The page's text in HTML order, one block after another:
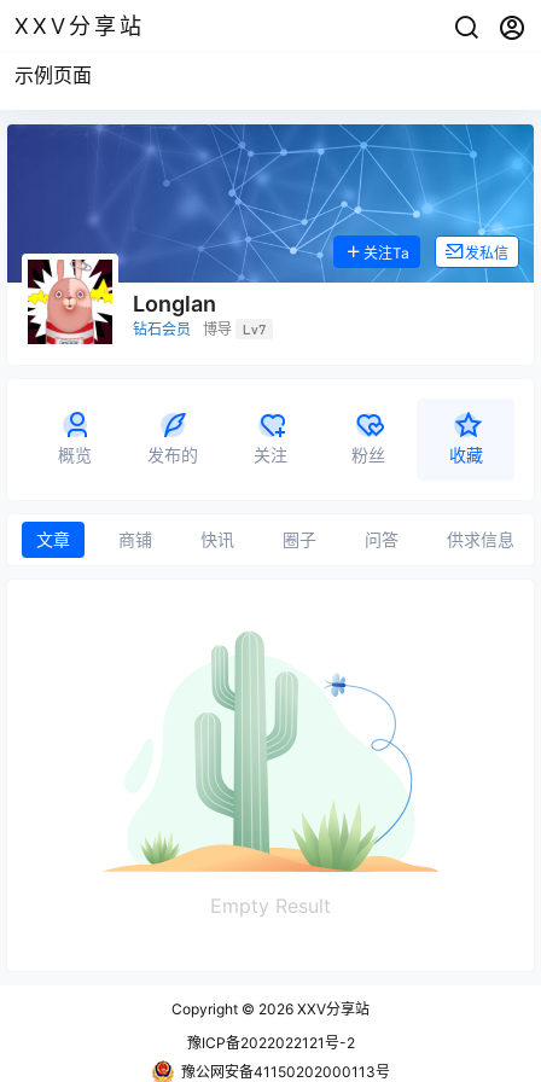
XXV分享站
示例页面
Longlan
钻石会员 博导 Lv7
关注Ta 发私信
概览 发布的 关注 粉丝 收藏
文章 商铺 快讯 圈子 问答 供求信息
Empty Result
Copyright © 2026 XXV分享站
豫ICP备2022022121号-2
豫公网安备41150202000113号